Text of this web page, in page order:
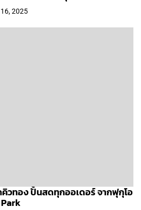
2025
คิวทอง ปั้นสดทุกออเดอร์ จากฟุกุโอ